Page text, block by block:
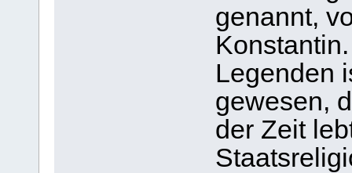
genannt,
Legenden
gewesen,
der Zeit